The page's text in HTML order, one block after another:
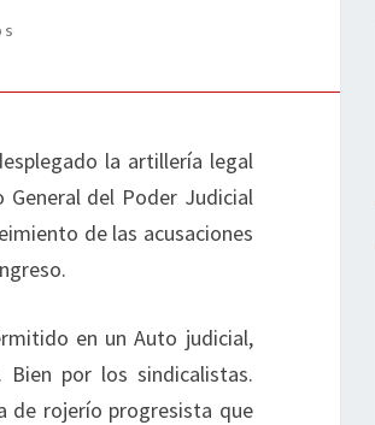
la artillería legal
General del Poder Judicial
de las acusaciones
en un Auto judicial,
Bien por los sindicalistas.
de rojerío progresista que